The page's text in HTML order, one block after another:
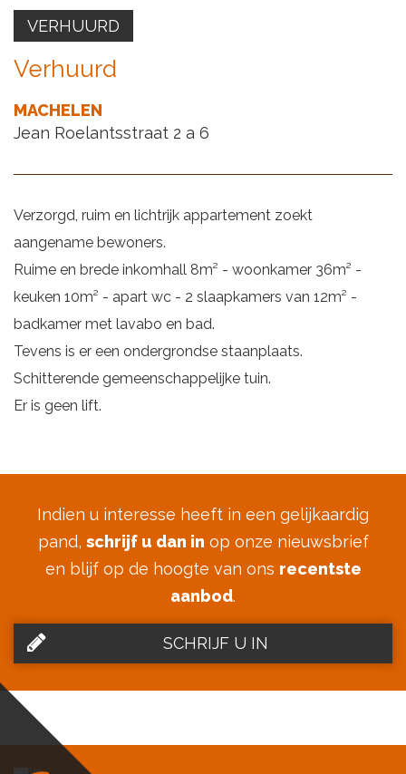
VERHUURD
Verhuurd
MACHELEN
Jean Roelantsstraat 2 a 6
Verzorgd, ruim en lichtrijk appartement zoekt
aangename bewoners.
Ruime en brede inkomhall 8m² - woonkamer 36m² -
keuken 10m² - apart wc - 2 slaapkamers van 12m² -
badkamer met lavabo en bad.
Tevens is er een ondergrondse staanplaats.
Schitterende gemeenschappelijke tuin.
Er is geen lift.
Indien u interesse heeft in een gelijkaardig
pand, schrijf u dan in op onze nieuwsbrief
en blijf op de hoogte van ons recentste
aanbod.
SCHRIJF U IN